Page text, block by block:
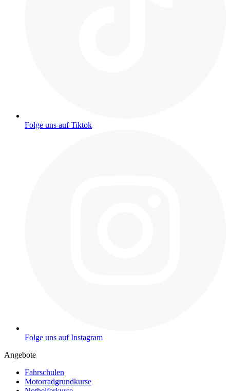
Folge uns auf Tiktok
Folge uns auf Instagram
Angebote
Fahrschulen
Motorradgrundkurse